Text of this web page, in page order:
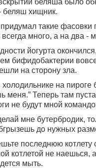
беляша было
беляш хищник.
такие фасовки
всегда много, а на два -
йогурта
бифидобактерии
на сторону зла.
на пироге
меня.” Теперь там
не будут мной
мне бутербродик,
до нужных
последнюю котлету
котлетой не наешься,
мыть.